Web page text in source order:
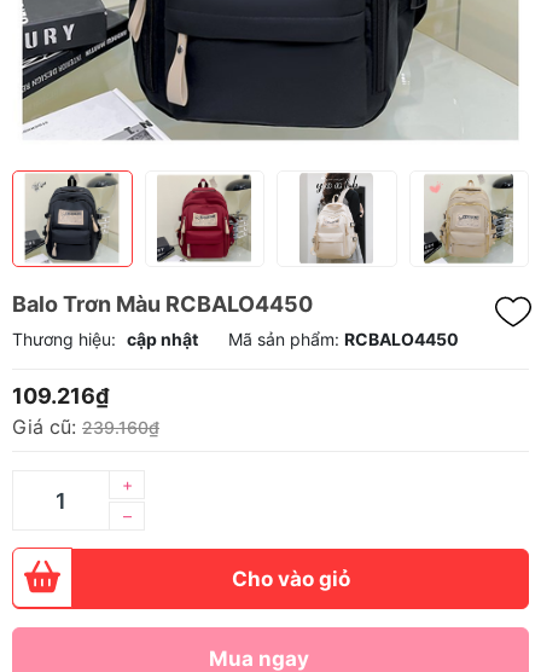
Balo Trơn Màu RCBALO4450
Thương hiệu: cập nhật Mã sản phẩm: RCBALO4450
109.216₫
Giá cũ: 239.160₫
–
+
Cho vào giỏ
Mua ngay